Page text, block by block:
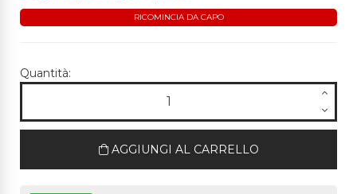
RICOMINCIA DA CAPO
Quantità:
AGGIUNGI AL CARRELLO